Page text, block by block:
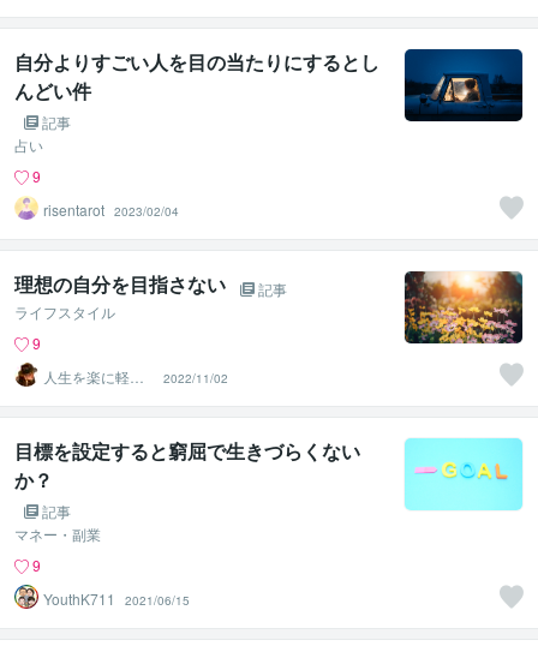
自分よりすごい人を目の当たりにするとし
んどい件
記事
占い
9
risentarot 2023/02/04
理想の自分を目指さない
記事
ライフスタイル
9
人生を楽に軽や
かに生きるサポ
ーター Yo
2022/11/02
目標を設定すると窮屈で生きづらくない
か？
記事
マネー・副業
9
YouthK711
2021/06/15